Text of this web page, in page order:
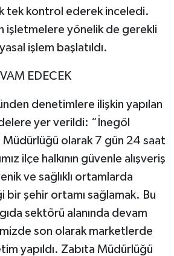
tek kontrol ederek inceledi.
işletmelere yönelik de gerekli
işlem başlatıldı.
EDECEK
denetimlere ilişkin yapılan
yer verildi: “İnegöl
Müdürlüğü olarak 7 gün 24 saat
ilçe halkının güvenle alışveriş
ve sağlıklı ortamlarda
bir şehir ortamı sağlamak. Bu
sektörü alanında devam
son olarak marketlerde
yapıldı. Zabıta Müdürlüğü